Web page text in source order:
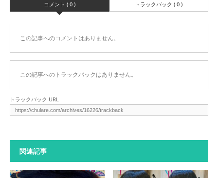
コメント ( 0 ) トラックバック ( 0 )
この記事へのコメントはありません。
この記事へのトラックバックはありません。
トラックバック URL
関連記事